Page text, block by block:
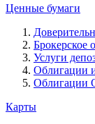
Ценные бумаги
Брокерское
Услуги
Облигации
Облигации
Карты